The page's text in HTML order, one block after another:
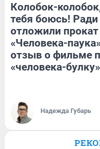
Колобок-
тебя боюсь! Ради
отложили прокат
«Человека-
отзыв о фильме
«человека-булку»
Надежда Губарь